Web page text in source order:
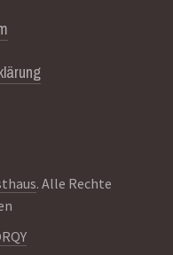
. Alle Rechte